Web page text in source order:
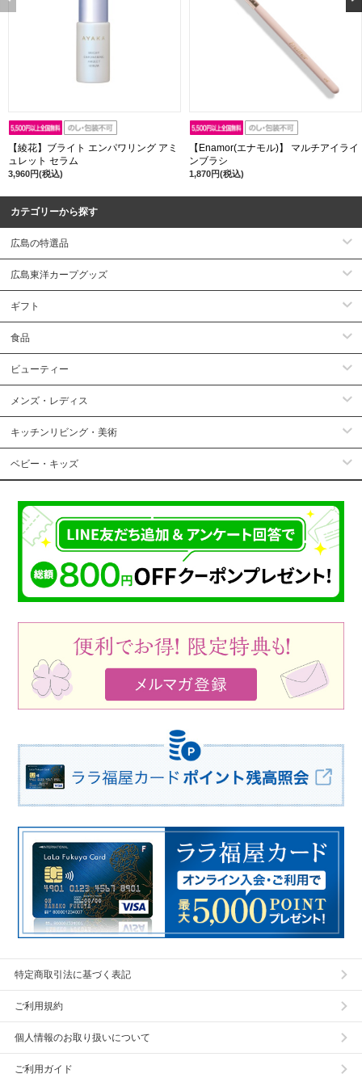
【綾花】ブライト エンパワリング アミ
ュレット セラム
3,960円(税込)
【Enamor(エナモル)】 マルチアイライ
ンブラシ
1,870円(税込)
カテゴリーから探す
広島の特選品
広島東洋カープグッズ
ギフト
食品
ビューティー
メンズ・レディス
キッチンリビング・美術
ベビー・キッズ
特定商取引法に基づく表記
ご利用規約
個人情報のお取り扱いについて
ご利用ガイド